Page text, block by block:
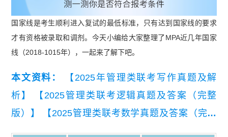
国家线是考生顺利进入复试的最低标准，只有达到国家线的要求
才有资格被录取和调剂。今天小编给大家整理了MPA近几年国家
线（2018-1015年），一起来了解下吧。
本文资料：
【2025年管理类联考写作真题及解
析】
【2025管理类联考逻辑真题及答案（完整
版）】
【2025管理类联考数学真题及答案（完整
版）】